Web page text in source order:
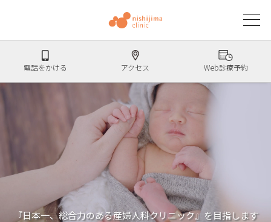
電話をかける アクセス Web診療予約
『日本一、総合力のある産婦人科クリニック』 を目指します